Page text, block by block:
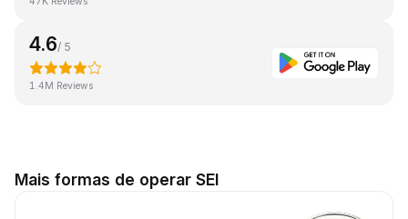
4.6/ 5
1.4M Reviews
Mais formas de operar SEI